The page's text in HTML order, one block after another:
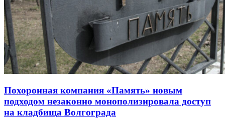
Похоронная компания «Память» новым
подходом незаконно монополизировала доступ
на кладбища Волгограда